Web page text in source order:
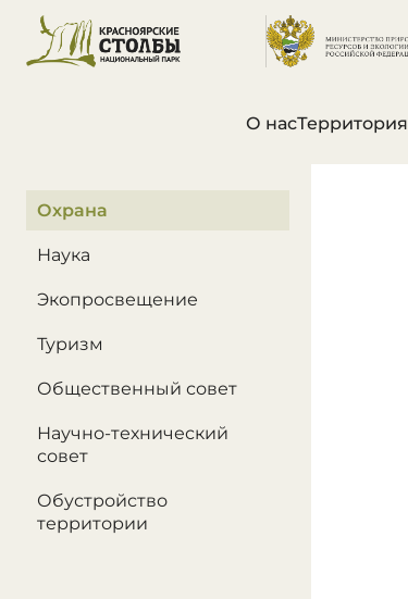
О насТерритория
В этом разделе
Охрана
Наука
Экопросвещение
Туризм
Общественный совет
Научно-технический
совет
Обустройство
территории